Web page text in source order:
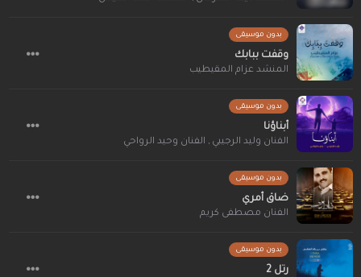
بدون موسيقى
وقفت ببابك
المنشد عزام المقيطيب
بدون موسيقى
أبناؤنا
الفنان وليد الرجيبي , الفنان وحيد الرواحي
بدون موسيقى
ضاق أمري
الفنان مصطفى كريم
بدون موسيقى
رتل 2